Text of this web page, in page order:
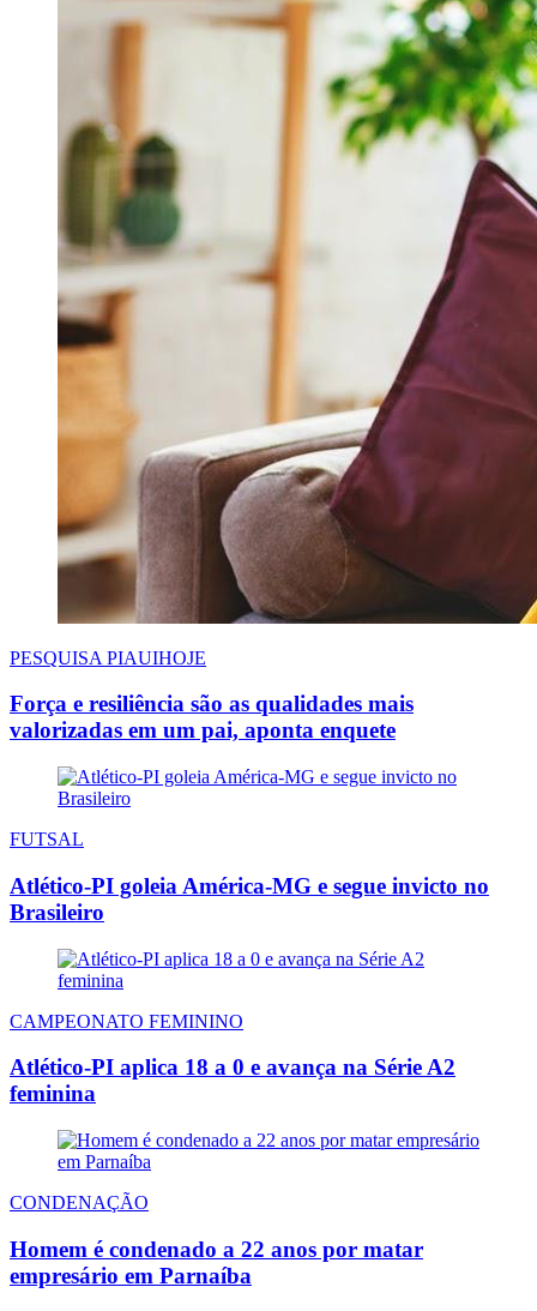
PESQUISA PIAUIHOJE
Força e resiliência são as qualidades mais
valorizadas em um pai, aponta enquete
FUTSAL
Atlético-PI goleia América-MG e segue invicto no
Brasileiro
CAMPEONATO FEMININO
Atlético-PI aplica 18 a 0 e avança na Série A2
feminina
CONDENAÇÃO
Homem é condenado a 22 anos por matar
empresário em Parnaíba